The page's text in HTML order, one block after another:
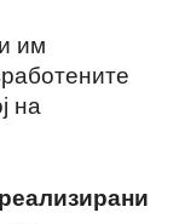
им
на